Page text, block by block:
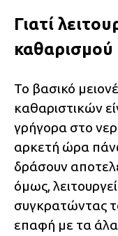
Γιατί
καθαρισμού
Το βασικό
καθαριστικών
γρήγορα στο
αρκετή ώρα
δράσουν
όμως,
συγκρατώντας
επαφή με τα